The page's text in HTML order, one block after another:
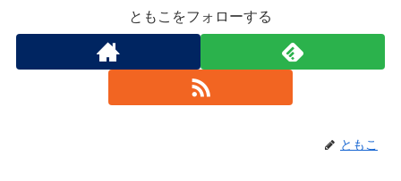
隠れ家、発見！記念日にとーって
も美味しいお寿司を堪能♪｜寿司
やましろ
り豪華なディナーをとることに。日航ホ